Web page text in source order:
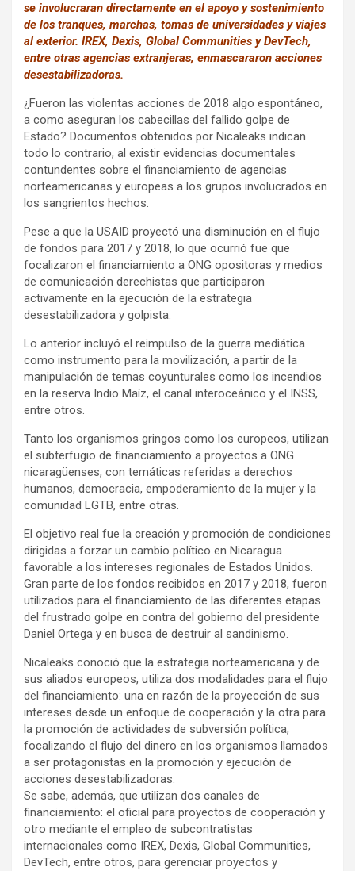
se involucraran directamente en el apoyo y sostenimiento
de los tranques, marchas, tomas de universidades y viajes
al exterior. IREX, Dexis, Global Communities y DevTech,
entre otras agencias extranjeras, enmascararon acciones
desestabilizadoras.
¿Fueron las violentas acciones de 2018 algo espontáneo,
a como aseguran los cabecillas del fallido golpe de
Estado? Documentos obtenidos por Nicaleaks indican
todo lo contrario, al existir evidencias documentales
contundentes sobre el financiamiento de agencias
norteamericanas y europeas a los grupos involucrados en
los sangrientos hechos.
Pese a que la USAID proyectó una disminución en el flujo
de fondos para 2017 y 2018, lo que ocurrió fue que
focalizaron el financiamiento a ONG opositoras y medios
de comunicación derechistas que participaron
activamente en la ejecución de la estrategia
desestabilizadora y golpista.
Lo anterior incluyó el reimpulso de la guerra mediática
como instrumento para la movilización, a partir de la
manipulación de temas coyunturales como los incendios
en la reserva Indio Maíz, el canal interoceánico y el INSS,
entre otros.
Tanto los organismos gringos como los europeos, utilizan
el subterfugio de financiamiento a proyectos a ONG
nicaragüenses, con temáticas referidas a derechos
humanos, democracia, empoderamiento de la mujer y la
comunidad LGTB, entre otras.
El objetivo real fue la creación y promoción de condiciones
dirigidas a forzar un cambio político en Nicaragua
favorable a los intereses regionales de Estados Unidos.
Gran parte de los fondos recibidos en 2017 y 2018, fueron
utilizados para el financiamiento de las diferentes etapas
del frustrado golpe en contra del gobierno del presidente
Daniel Ortega y en busca de destruir al sandinismo.
Nicaleaks conoció que la estrategia norteamericana y de
sus aliados europeos, utiliza dos modalidades para el flujo
del financiamiento: una en razón de la proyección de sus
intereses desde un enfoque de cooperación y la otra para
la promoción de actividades de subversión política,
focalizando el flujo del dinero en los organismos llamados
a ser protagonistas en la promoción y ejecución de
acciones desestabilizadoras.
Se sabe, además, que utilizan dos canales de
financiamiento: el oficial para proyectos de cooperación y
otro mediante el empleo de subcontratistas
internacionales como IREX, Dexis, Global Communities,
DevTech, entre otros, para gerenciar proyectos y